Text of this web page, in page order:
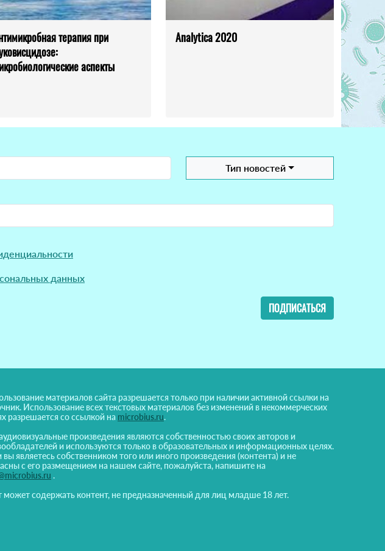
терапия при
аспекты
Analytica 2020
Тип новостей
данных
ПОДПИСАТЬСЯ
материалов сайта разрешается только при наличии активной ссылки на
Использование всех текстовых материалов без изменений в некоммерческих
разрешается со ссылкой на microbius.ru.
произведения являются собственностью своих авторов и
и используются только в образовательных и информационных целях.
вы являетесь собственником того или иного произведения (контента) и не
с его размещением на нашем сайте, пожалуйста, напишите на
.
может содержать контент, не предназначенный для лиц младше 18 лет.